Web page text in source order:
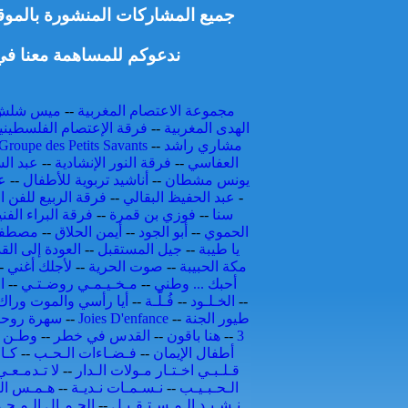
جميع المشاركات المنشورة
ندعوكم للمساهمة معنا
مجموعة الاعتصام المغربية -- ميس
الهدى المغربية -- فرقة الإعتصام
des Petits Savants -- مشاري راشد
العفاسي -- فرقة النور الإنشادية -- عبد
يونس مشطان -- أناشيد تربوية للأطفال --
- عبد الحفيظ البقالي -- فرقة الربيع للفن
سنا -- فوزي بن قمرة -- فرقة البراء
الحموي -- أبو الجود -- أيمن الحلاق --
يا طيبة -- جيل المستقبل -- العودة إلى
مكة الحبيبة -- صوت الحرية -- لأجلك أغني
أحبك ... وطني -- مـخـيـمـي روضـتـي --
الخـلـود -- فُـلّـة -- أيا رأسي والموت
--
سهرة -- Joies D'enfance -- طيور الجنة
3
--هنا باقون -- القدس في خطر -- وطـن
أطفال الإيمان -- فـضـاءات الـحـب --
قـلـبـي اخـتـار مـولات الـدار -- لا
الـحـبـيـب -- نـسـمـات نـديـة -- هـمـس
نـشـيـد الـمـسـتـقـبـل -- الجـمـال